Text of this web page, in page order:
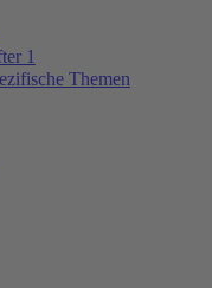
1
Themen